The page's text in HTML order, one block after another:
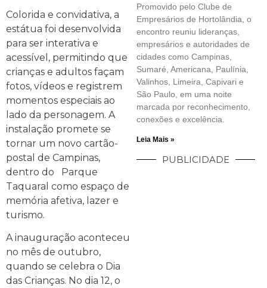
Colorida e convidativa, a
estátua foi desenvolvida
para ser interativa e
acessível, permitindo que
crianças e adultos façam
fotos, vídeos e registrem
momentos especiais ao
lado da personagem. A
instalação promete se
tornar um novo cartão-
postal de Campinas,
dentro do Parque
Taquaral como espaço de
memória afetiva, lazer e
turismo.
A inauguração aconteceu
no mês de outubro,
quando se celebra o Dia
das Crianças. No dia 12, o
Promovido pelo Clube de
Empresários de Hortolândia, o
encontro reuniu lideranças,
empresários e autoridades de
cidades como Campinas,
Sumaré, Americana, Paulínia,
Valinhos, Limeira, Capivari e
São Paulo, em uma noite
marcada por reconhecimento,
conexões e excelência.
Leia Mais »
PUBLICIDADE